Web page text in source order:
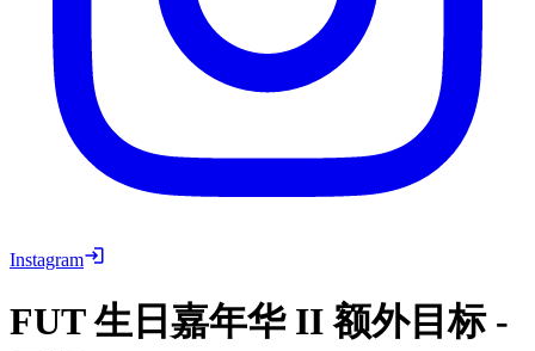
Instagram
FUT 生日嘉年华 II 额外目标 -